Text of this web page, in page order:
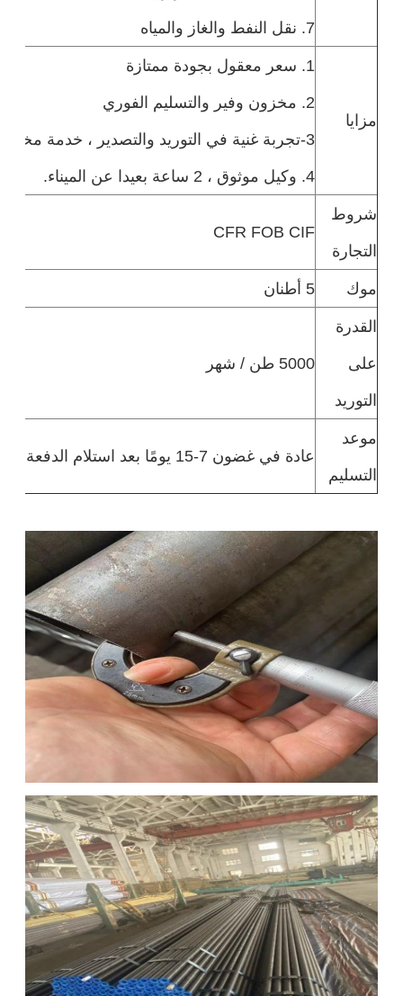
7. نقل النفط والغاز والمياه
مزايا
1. سعر معقول بجودة ممتازة
2. مخزون وفير والتسليم الفوري
3-تجربة غنية في التوريد والتصدير ، خدمة مخلصة
4. وكيل موثوق ، 2 ساعة بعيدا عن الميناء.
شروط
التجارة
CFR FOB CIF
موك
5 أطنان
القدرة
على
التوريد
5000 طن / شهر
موعد
التسليم
عادة في غضون 7-15 يومًا بعد استلام الدفعة المقدمة